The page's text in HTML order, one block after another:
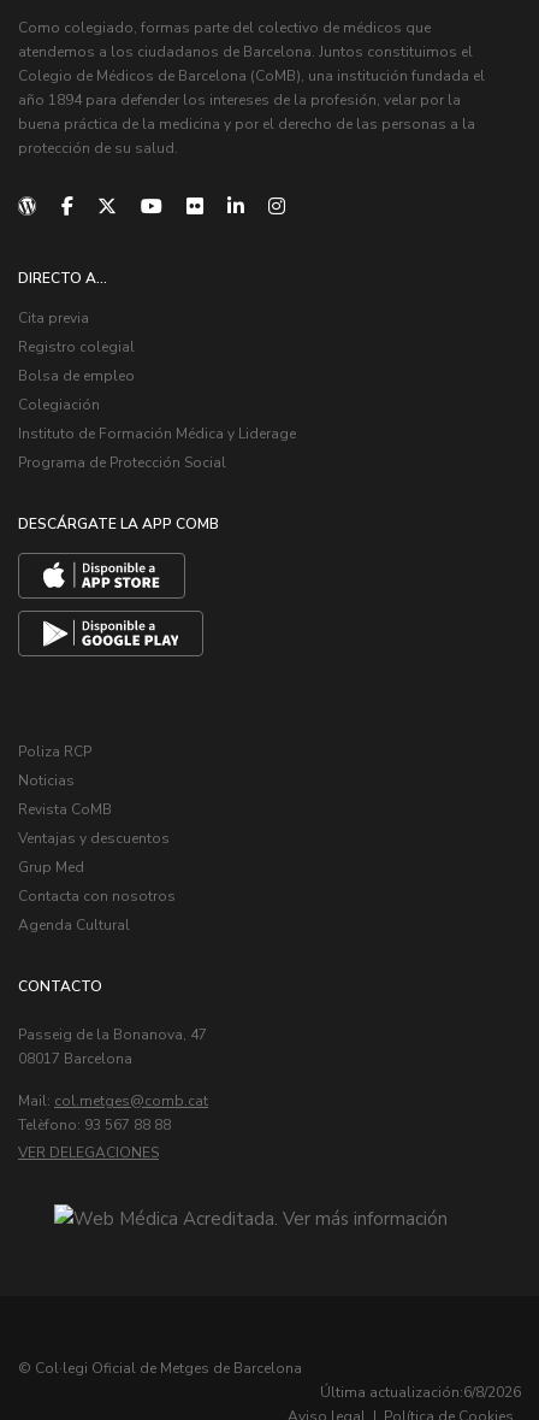
Como colegiado, formas parte del colectivo de médicos que
atendemos a los ciudadanos de Barcelona. Juntos constituimos el
Colegio de Médicos de Barcelona (CoMB), una institución fundada el
año 1894 para defender los intereses de la profesión, velar por la
buena práctica de la medicina y por el derecho de las personas a la
protección de su salud.
DIRECTO A...
Cita previa
Registro colegial
Bolsa de empleo
Colegiación
Instituto de Formación Médica y Liderage
Programa de Protección Social
DESCÁRGATE LA APP COMB
Poliza RCP
Noticias
Revista CoMB
Ventajas y descuentos
Grup Med
Contacta con nosotros
Agenda Cultural
CONTACTO
Passeig de la Bonanova, 47
08017 Barcelona
Mail: col.metges
Telèfono: 93 567 88 88
VER DELEGACIONES
© Col·legi Oficial de Metges de Barcelona
Última actualización:6/8/2026